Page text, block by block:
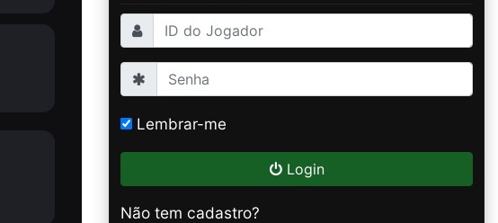
Lembrar-me
Login
Não tem cadastro?